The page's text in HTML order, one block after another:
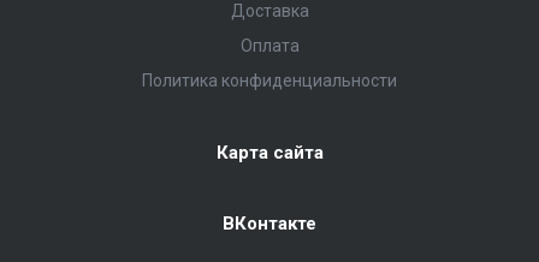
Доставка
Оплата
Политика конфиденциальности
Карта сайта
ВКонтакте